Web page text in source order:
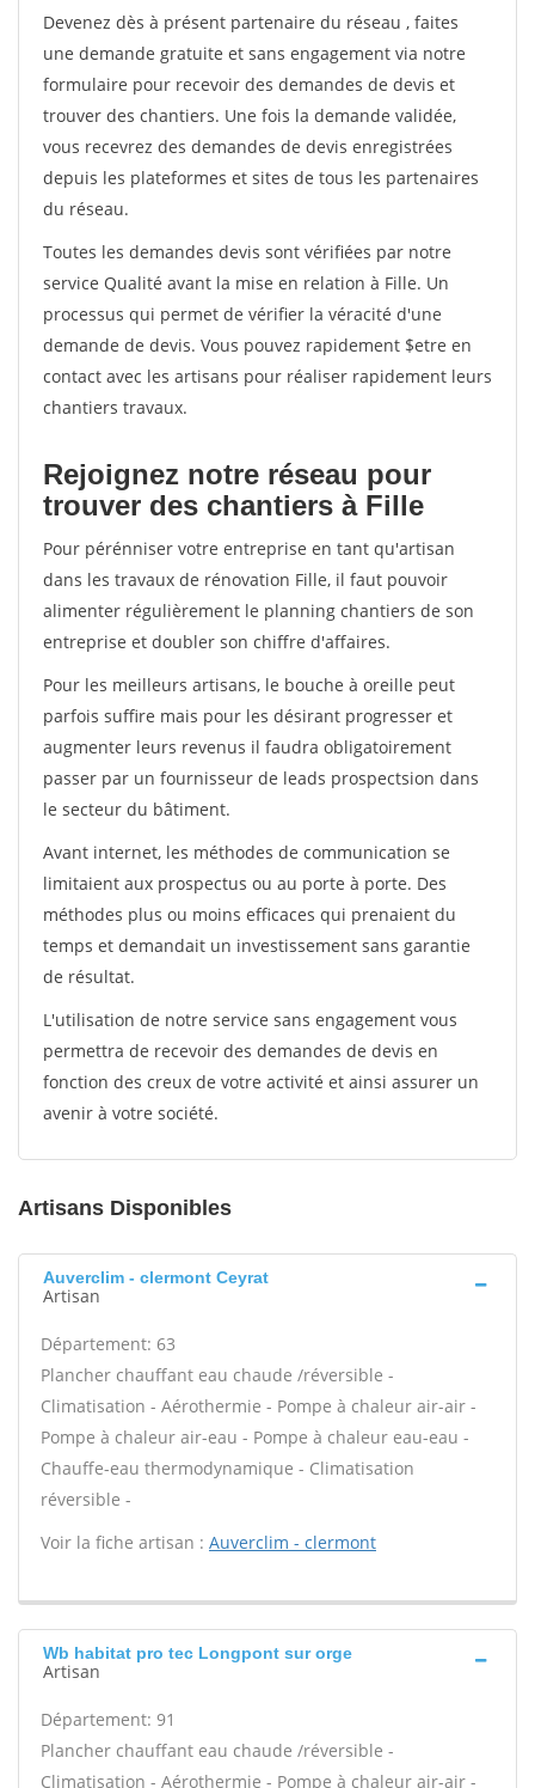
Devenez dès à présent partenaire du réseau , faites
une demande gratuite et sans engagement via notre
formulaire pour recevoir des demandes de devis et
trouver des chantiers. Une fois la demande validée,
vous recevrez des demandes de devis enregistrées
depuis les plateformes et sites de tous les partenaires
du réseau.
Toutes les demandes devis sont vérifiées par notre
service Qualité avant la mise en relation à Fille. Un
processus qui permet de vérifier la véracité d'une
demande de devis. Vous pouvez rapidement $etre en
contact avec les artisans pour réaliser rapidement leurs
chantiers travaux.
Rejoignez notre réseau pour
trouver des chantiers à Fille
Pour pérénniser votre entreprise en tant qu'artisan
dans les travaux de rénovation Fille, il faut pouvoir
alimenter régulièrement le planning chantiers de son
entreprise et doubler son chiffre d'affaires.
Pour les meilleurs artisans, le bouche à oreille peut
parfois suffire mais pour les désirant progresser et
augmenter leurs revenus il faudra obligatoirement
passer par un fournisseur de leads prospectsion dans
le secteur du bâtiment.
Avant internet, les méthodes de communication se
limitaient aux prospectus ou au porte à porte. Des
méthodes plus ou moins efficaces qui prenaient du
temps et demandait un investissement sans garantie
de résultat.
L'utilisation de notre service sans engagement vous
permettra de recevoir des demandes de devis en
fonction des creux de votre activité et ainsi assurer un
avenir à votre société.
Artisans Disponibles
Auverclim - clermont Ceyrat
Artisan
Département: 63
Plancher chauffant eau chaude /réversible -
Climatisation - Aérothermie - Pompe à chaleur air-air -
Pompe à chaleur air-eau - Pompe à chaleur eau-eau -
Chauffe-eau thermodynamique - Climatisation
réversible -
Voir la fiche artisan : Auverclim - clermont
Wb habitat pro tec Longpont sur orge
Artisan
Département: 91
Plancher chauffant eau chaude /réversible -
Climatisation - Aérothermie - Pompe à chaleur air-air -